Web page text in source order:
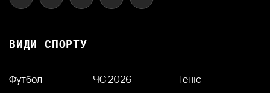
ВИДИ СПОРТУ
Футбол ЧС 2026
Теніс